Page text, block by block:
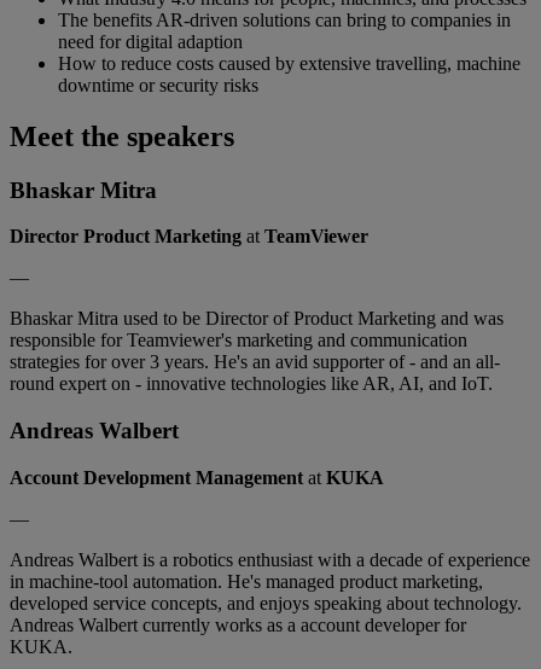
The benefits AR-driven solutions can bring to companies in
need for digital adaption
How to reduce costs caused by extensive travelling, machine
downtime or security risks
Meet the speakers
Bhaskar Mitra
Director Product Marketing at TeamViewer
—
Bhaskar Mitra used to be Director of Product Marketing and was
responsible for Teamviewer's marketing and communication
strategies for over 3 years. He's an avid supporter of - and an all-
round expert on - innovative technologies like AR, AI, and IoT.
Andreas Walbert
Account Development Management at KUKA
—
Andreas Walbert is a robotics enthusiast with a decade of experience
in machine-tool automation. He's managed product marketing,
developed service concepts, and enjoys speaking about technology.
Andreas Walbert currently works as a account developer for
KUKA.